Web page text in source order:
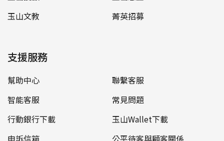
玉山文教
菁英招募
支援服務
幫助中心
聯繫客服
智能客服
常見問題
行動銀行下載
玉山Wallet下載
申訴信箱
公平待客與顧客關係